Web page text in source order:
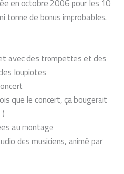
en octobre 2006 pour les 10
tonne de bonus improbables.
avec des trompettes et des
loupiotes
que le concert, ça bougerait
au montage
des musiciens, animé par